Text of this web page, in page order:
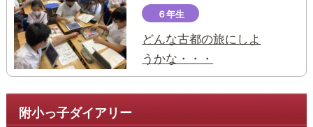
附小っ子ダイアリー
６年生
どんな古都の旅にしよ
うかな・・・